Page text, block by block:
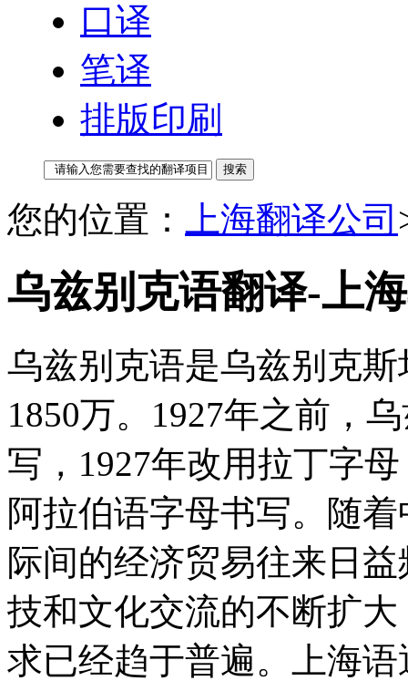
口译
笔译
排版印刷
您的位置： 上海翻译公司
乌兹别克语翻译-上
乌兹别克语是乌兹别克
1850万。1927年之前，
写，1927年改用拉丁字
阿拉伯语字母书写。随
际间的经济贸易往来日
技和文化交流的不断扩
求已经趋于普遍。上海